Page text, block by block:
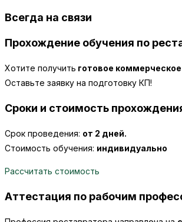
Всегда на связи
Прохождение обучения по
Хотите получить готовое
Оставьте заявку на подготовку КП!
Сроки и стоимость
Срок проведения: от 2 дней.
Стоимость обучения: индивидуально
Рассчитать стоимость
Аттестация по рабочим